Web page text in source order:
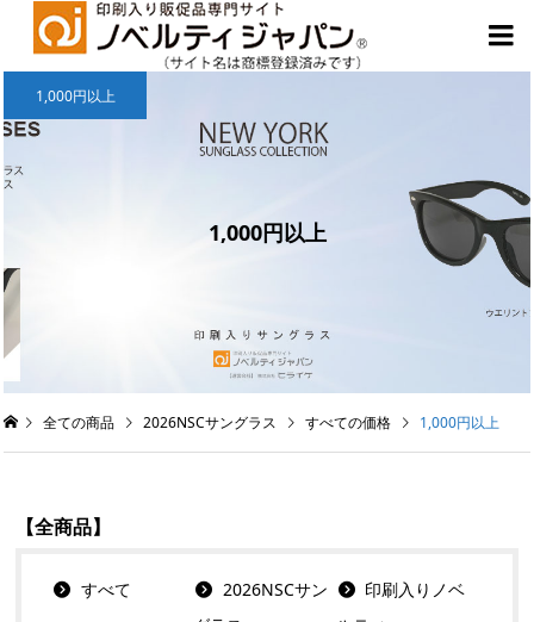

1,000円以上
1,000円以上
全ての商品 2026NSCサングラス すべての価格 1,000円以上
【全商品】
すべて
2026NSCサン
印刷入りノベ